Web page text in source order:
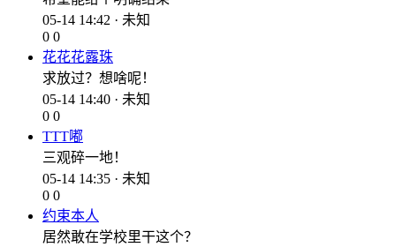
05-14 14:42 · 未知
0 0
花花花露珠
求放过？想啥呢！
05-14 14:40 · 未知
0 0
TTT嘟
三观碎一地！
05-14 14:35 · 未知
0 0
约束本人
居然敢在学校里干这个？